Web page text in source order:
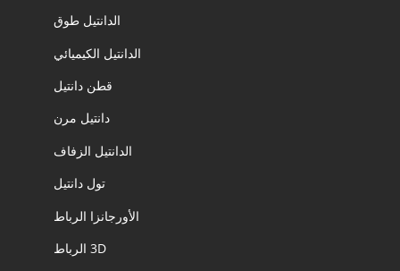
الدانتيل طوق
الدانتيل الكيميائي
قطن دانتيل
دانتيل مرن
الدانتيل الزفاف
تول دانتيل
الأورجانزا الرباط
3D الرباط